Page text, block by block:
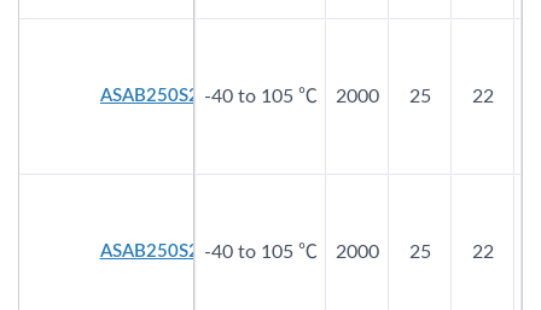
-40 to 105 ℃ 2000 25 22
-40 to 105 ℃ 2000 25 22
ASAB250S220E60
ASAB250S220EA0